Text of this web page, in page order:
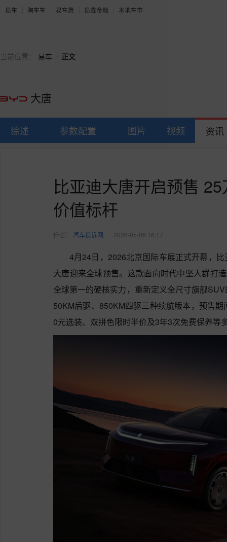
易车 淘车车 易车惠 易鑫金融 本地车市
当前位置： 易车 正文
大唐
综述 参数配置 图片 视频 资讯
比亚迪大唐开启预售
价值标杆
作者： 汽车投诉网 2026-05-06 16:17
4月24日，2026北京国际车展正式开幕，
大唐迎来全球预售。这款面向时代中坚人群打
全球第一的硬核实力，重新定义全尺寸旗舰
50KM后驱、850KM四驱三种续航版本，预售
0元选装、双拼色限时半价及3年3次免费保养等